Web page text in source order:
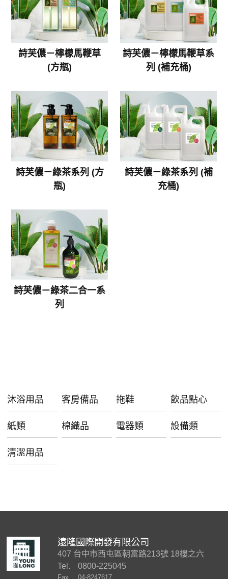
詩芙儂－檸檬馬鞭草
(方瓶)
詩芙儂－檸檬馬鞭草系
列 (補充桶)
詩芙儂－綠茶系列 (方
瓶)
詩芙儂－綠茶系列 (補
充桶)
詩芙儂－綠茶二合一系
列
沐浴用品 客房備品 拖鞋 飲品點心
紙類 棉織品 電器類 設備類
清潔用品
遠隆國際開發有限公司
407 台中市西屯區朝富路213號 18樓之六
Tel.
0800-225045
Fax. 04-8247617